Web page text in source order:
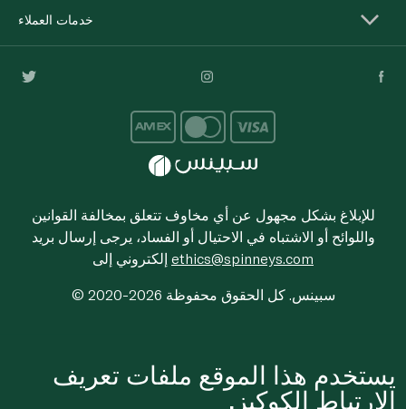
خدمات العملاء
للإبلاغ بشكل مجهول عن أي مخاوف تتعلق بمخالفة القوانين
واللوائح أو الاشتباه في الاحتيال أو الفساد، يرجى إرسال بريد
ethics@spinneys.com
© 2020-2026 سبينس. كل الحقوق محفوظة
يستخدم هذا الموقع ملفات تعريف
الارتباط الكوكيز.